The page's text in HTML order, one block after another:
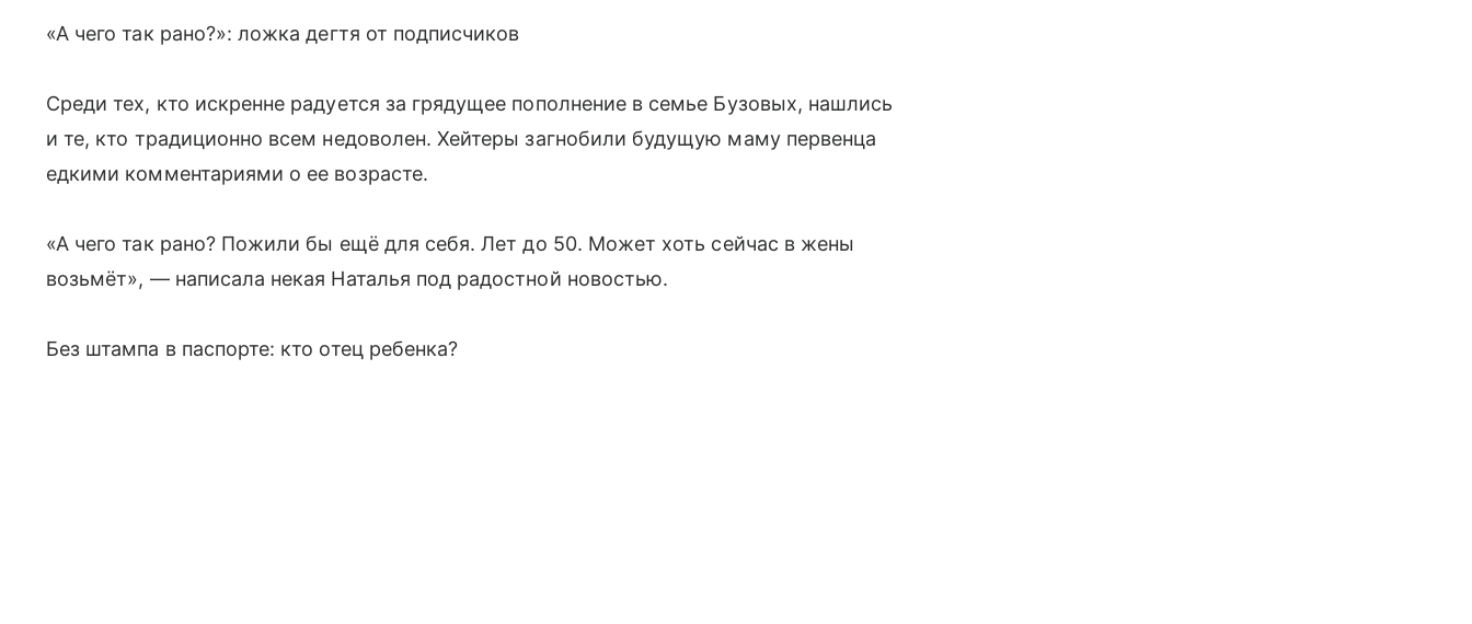
«А чего так рано?»: ложка дегтя от подписчиков
Среди тех, кто искренне радуется за грядущее пополнение в семье Бузовых, нашлись
и те, кто традиционно всем недоволен. Хейтеры загнобили будущую маму первенца
едкими комментариями о ее возрасте.
«А чего так рано? Пожили бы ещё для себя. Лет до 50. Может хоть сейчас в жены
возьмёт», — написала некая Наталья под радостной новостью.
Без штампа в паспорте: кто отец ребенка?